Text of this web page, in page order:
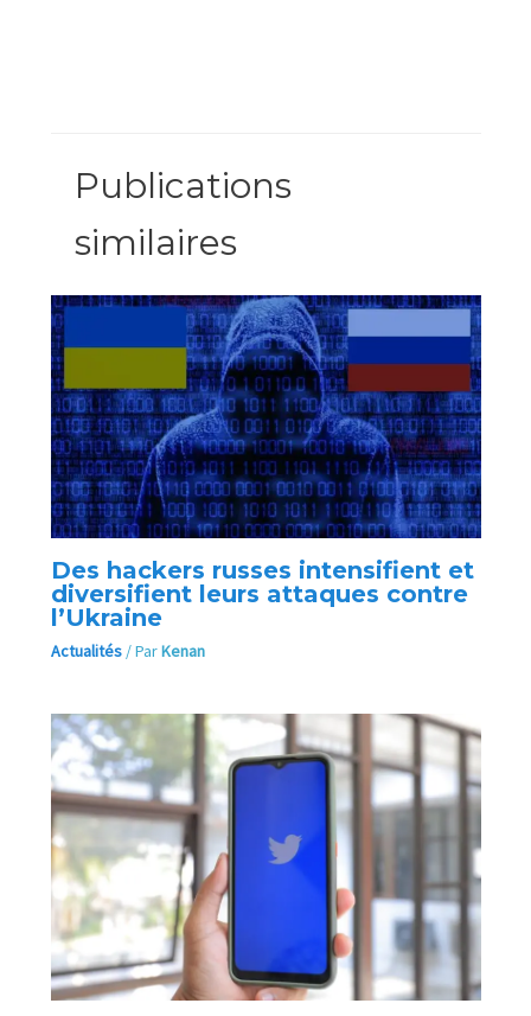
Publications
similaires
Des hackers russes intensifient et
diversifient leurs attaques contre
l’Ukraine
Actualités/ ParKenan